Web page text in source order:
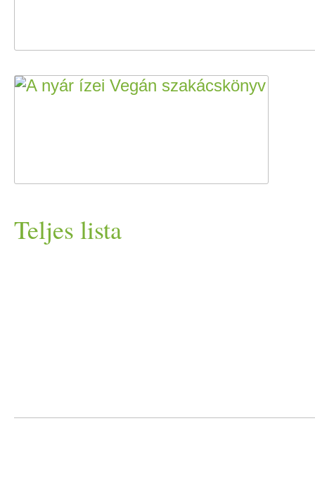
Teljes lista